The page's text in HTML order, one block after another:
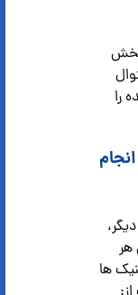
بخش
را
هر
ها